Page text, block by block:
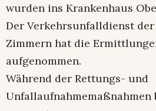
wurden ins Krankenhaus
Der Verkehrsunfalldienst
Zimmern hat die
aufgenommen.
Während der Rettungs- und
Unfallaufnahmemaßnahmen